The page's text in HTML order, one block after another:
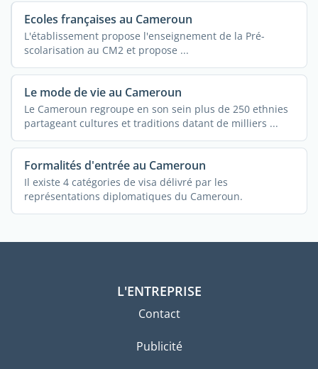
Ecoles françaises au Cameroun
L'établissement propose l'enseignement de la Pré-
scolarisation au CM2 et propose ...
Le mode de vie au Cameroun
Le Cameroun regroupe en son sein plus de 250 ethnies
partageant cultures et traditions datant de milliers ...
Formalités d'entrée au Cameroun
Il existe 4 catégories de visa délivré par les
représentations diplomatiques du Cameroun.
L'ENTREPRISE
Contact
Publicité